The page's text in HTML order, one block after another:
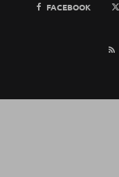
FACEBOOK